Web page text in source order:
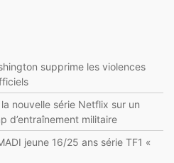
supprime les violences
nouvelle série Netflix sur un
d’entraînement militaire
jeune 16/25 ans série TF1 «